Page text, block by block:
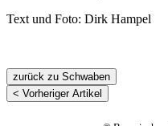
Text und Foto: Dirk Hampel
zurück zu Schwaben
< Vorheriger Artikel